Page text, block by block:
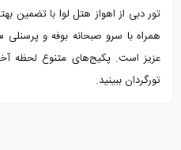
همراه با سرو صبحانه بوفه و پرسنلی
عزیز است. پکیج‌های متنوع لحظه
تورگردان ببینید.